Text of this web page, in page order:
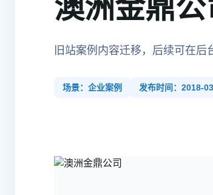
澳洲金鼎公
旧站案例内容迁移，后续可在后
场景：企业案例 发布时间：2018-